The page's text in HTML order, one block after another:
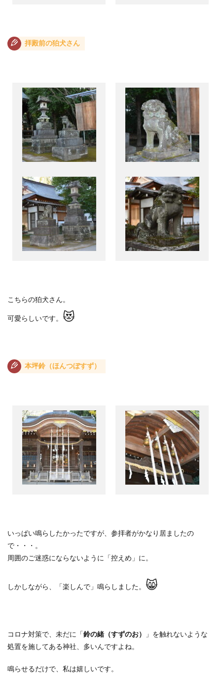
拝殿前の狛犬さん
こちらの狛犬さん。
可愛らしいです。 😻
本坪鈴（ほんつぼすず）
いっぱい鳴らしたかったですが、参拝者がかなり居ましたの
で・・・。
周囲のご迷惑にならないように「控えめ」に。
しかしながら、「楽しんで」鳴らしました。 😸
コロナ対策で、未だに「鈴の緒（すずのお）
」を触れないような
処置を施してある神社、多いんですよね。
鳴らせるだけで、私は嬉しいです。